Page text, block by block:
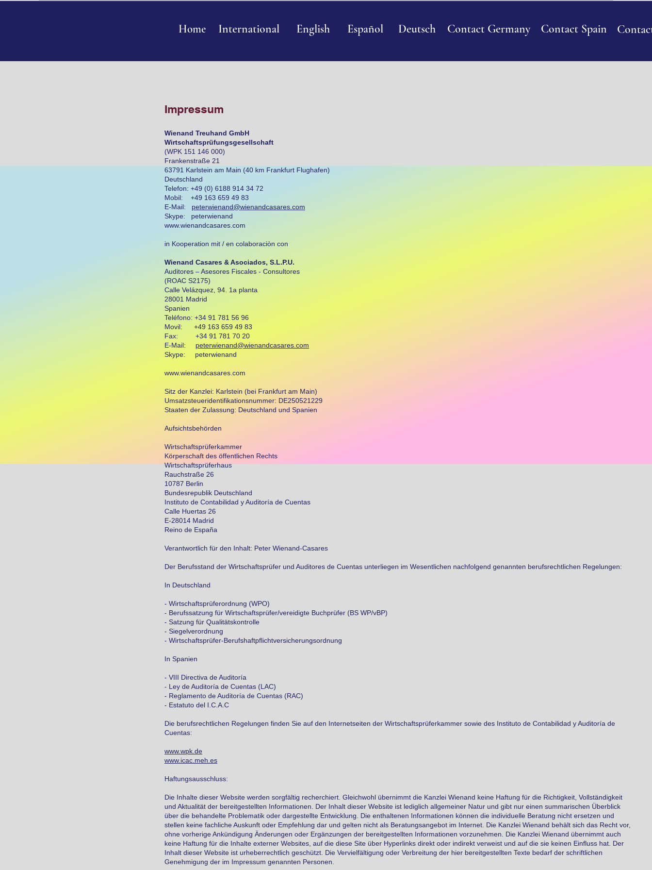
Home International English Español Deutsch Contact Germany Contact Spain
Impressum
Wienand Treuhand GmbH
Wirtschaftsprüfungsgesellschaft
(WPK 151 146 000)
Frankenstraße 21
63791 Karlstein am Main (40 km Frankfurt Flughafen)
Deutschland
Telefon: +49 (0) 6188 914 34 72
Mobil: +49 163 659 49 83
E-Mail: peterwienand@wienandcasares.com
Skype: peterwienand
www.wienandcasares.com
in Kooperation mit / en colaboraciòn con
Wienand Casares & Asociados, S.L.P.U.
Auditores – Asesores Fiscales - Consultores
(ROAC S2175)
Calle Velázquez, 94. 1a planta
28001 Madrid
Spanien
Teléfono: +34 91 781 56 96
Movil: +49 163 659 49 83
Fax: +34 91 781 70 20
E-Mail: peterwienand@wienandcasares.com
Skype: peterwienand
www.wienandcasares.com
Sitz der Kanzlei: Karlstein (bei Frankfurt am Main)
Umsatzsteueridentifikationsnummer: DE250521229
Staaten der Zulassung: Deutschland und Spanien
Aufsichtsbehörden
Wirtschaftsprüferkammer
Körperschaft des öffentlichen Rechts
Wirtschaftsprüferhaus
Rauchstraße 26
10787 Berlin
Bundesrepublik Deutschland
Instituto de Contabilidad y Auditoría de Cuentas
Calle Huertas 26
E-28014 Madrid
Reino de España
Verantwortlich für den Inhalt: Peter Wienand-Casares
Der Berufsstand der Wirtschaftsprüfer und Auditores de Cuentas unterliegen im Wesentlichen nachfolgend genannten berufsrechtlichen Regelungen:
In Deutschland
- Wirtschaftsprüferordnung (WPO)
- Berufssatzung für Wirtschaftsprüfer/vereidigte Buchprüfer (BS WP/vBP)
- Satzung für Qualitätskontrolle
- Siegelverordnung
- Wirtschaftsprüfer-Berufshaftpflichtversicherungsordnung
In Spanien
- VIII Directiva de Auditoría
- Ley de Auditoría de Cuentas (LAC)
- Reglamento de Auditoría de Cuentas (RAC)
- Estatuto del I.C.A.C
Die berufsrechtlichen Regelungen finden Sie auf den Internetseiten der Wirtschaftsprüferkammer sowie des Instituto de Contabilidad y Auditoría de
Cuentas:
www.wpk.de
www.icac.meh.es
Haftungsausschluss:
Die Inhalte dieser Website werden sorgfältig recherchiert. Gleichwohl übernimmt die Kanzlei Wienand keine Haftung für die Richtigkeit, Vollständigkeit
und Aktualität der bereitgestellten Informationen. Der Inhalt dieser Website ist lediglich allgemeiner Natur und gibt nur einen summarischen Überblick
über die behandelte Problematik oder dargestellte Entwicklung. Die enthaltenen Informationen können die individuelle Beratung nicht ersetzen und
stellen keine fachliche Auskunft oder Empfehlung dar und gelten nicht als Beratungsangebot im Internet. Die Kanzlei Wienand behält sich das Recht vor,
ohne vorherige Ankündigung Änderungen oder Ergänzungen der bereitgestellten Informationen vorzunehmen. Die Kanzlei Wienand übernimmt auch
keine Haftung für die Inhalte externer Websites, auf die diese Site über Hyperlinks direkt oder indirekt verweist und auf die sie keinen Einfluss hat. Der
Inhalt dieser Website ist urheberrechtlich geschützt. Die Vervielfältigung oder Verbreitung der hier bereitgestellten Texte bedarf der schriftlichen
Genehmigung der im Impressum genannten Personen.